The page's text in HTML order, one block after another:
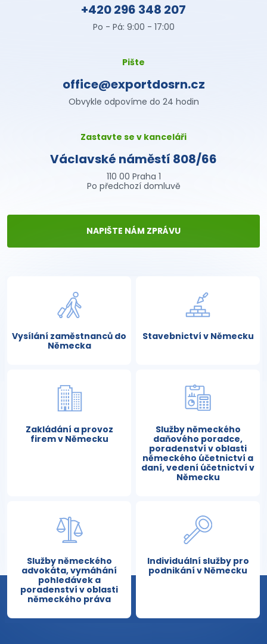
+420 296 348 207
Po - Pá: 9:00 - 17:00
Pište
office@exportdosrn.cz
Obvykle odpovíme do 24 hodin
Zastavte se v kanceláři
Václavské náměstí 808/66
110 00 Praha 1
Po předchozí domluvě
NAPIŠTE NÁM ZPRÁVU
Vysílání zaměstnanců do
Německa
Stavebnictví v Německu
Zakládání a provoz
firem v Německu
Služby německého
daňového poradce,
poradenství v oblasti
německého účetnictví a
daní, vedení účetnictví v
Německu
Služby německého
advokáta, vymáhání
pohledávek a
poradenství v oblasti
německého práva
Individuální služby pro
podnikání v Německu